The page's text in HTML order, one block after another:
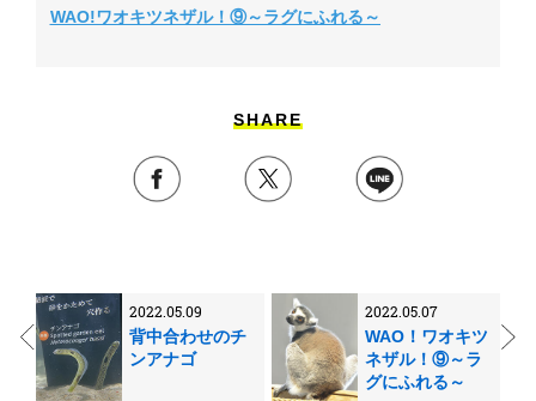
WAO!ワオキツネザル！⑨～ラグにふれる～
SHARE
2022.05.09
背中合わせのチ
ンアナゴ
2022.05.07
WAO！ワオキツ
ネザル！⑨～ラ
グにふれる～